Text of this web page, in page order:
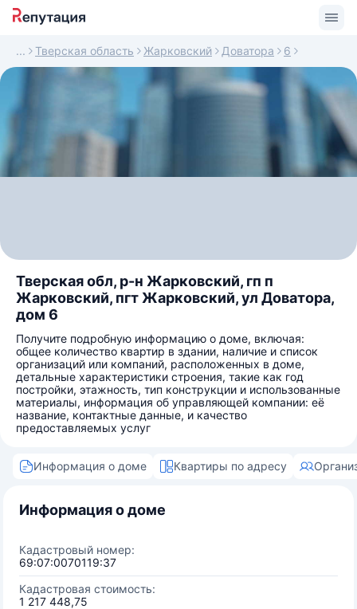
Тверская область Жарковский Доватора 6
Тверская обл, р-н Жарковский, гп п
Жарковский, пгт Жарковский, ул Доватора,
дом 6
Получите подробную информацию о доме, включая:
общее количество квартир в здании, наличие и список
организаций или компаний, расположенных в доме,
детальные характеристики строения, такие как год
постройки, этажность, тип конструкции и использованные
материалы, информация об управляющей компании: её
название, контактные данные, и качество
предоставляемых услуг
Информация о доме Квартиры по адресу
Информация о доме
Кадастровый номер:
69:07:0070119:37
Кадастровая стоимость:
1 217 448,75